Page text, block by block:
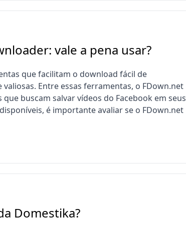
vale a pena usar?
que facilitam o download fácil de
Entre essas ferramentas, o FDown.net
buscam salvar vídeos do Facebook em seus
é importante avaliar se o FDown.net
Domestika?